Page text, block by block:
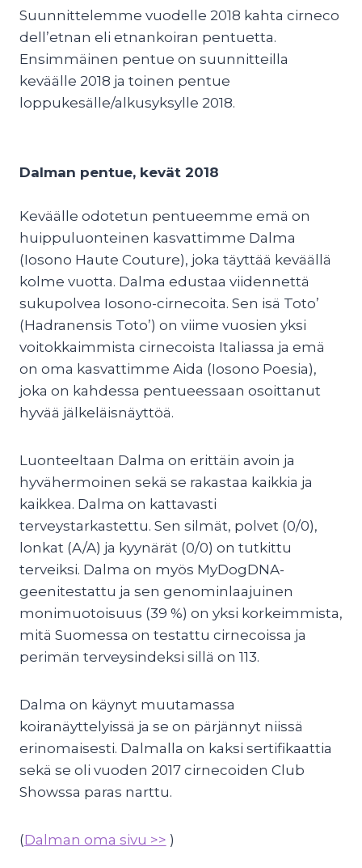
Suunnittelemme vuodelle 2018 kahta cirneco
dell’etnan eli etnankoiran pentuetta.
Ensimmäinen pentue on suunnitteilla
keväälle 2018 ja toinen pentue
loppukesälle/alkusyksylle 2018.
Dalman pentue, kevät 2018
Keväälle odotetun pentueemme emä on
huippuluonteinen kasvattimme Dalma
(Iosono Haute Couture), joka täyttää keväällä
kolme vuotta. Dalma edustaa viidennettä
sukupolvea Iosono-cirnecoita. Sen isä Toto’
(Hadranensis Toto’) on viime vuosien yksi
voitokkaimmista cirnecoista Italiassa ja emä
on oma kasvattimme Aida (Iosono Poesia),
joka on kahdessa pentueessaan osoittanut
hyvää jälkeläisnäyttöä.
Luonteeltaan Dalma on erittäin avoin ja
hyvähermoinen sekä se rakastaa kaikkia ja
kaikkea. Dalma on kattavasti
terveystarkastettu. Sen silmät, polvet (0/0),
lonkat (A/A) ja kyynärät (0/0) on tutkittu
terveiksi. Dalma on myös MyDogDNA-
geenitestattu ja sen genominlaajuinen
monimuotoisuus (39 %) on yksi korkeimmista,
mitä Suomessa on testattu cirnecoissa ja
perimän terveysindeksi sillä on 113.
Dalma on käynyt muutamassa
koiranäyttelyissä ja se on pärjännyt niissä
erinomaisesti. Dalmalla on kaksi sertifikaattia
sekä se oli vuoden 2017 cirnecoiden Club
Showssa paras narttu.
(Dalman oma sivu >> )